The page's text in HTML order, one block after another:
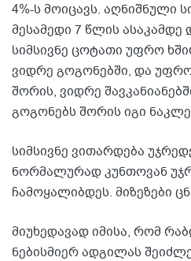
4%-ს მოიცავს. აღნიშნული
მესამედი 7 წლის
სიმსივნე ცოტათი უფრო
ვიდრე გოგონებში, და
შორის, ვიდრე
გოგონებს შორის იგი
სიმსივნე ვითარდება
ნორმალურად კუნთოვან
ჩამოყალიბდეს. მიზეზები
მიუხედავად იმისა, რომ
ნებისმიერ ადგილას